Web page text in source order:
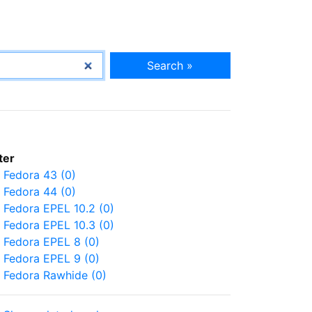
Search »
Fedora 43 (0)
Fedora 44 (0)
Fedora EPEL 10.2 (0)
Fedora EPEL 10.3 (0)
Fedora EPEL 8 (0)
Fedora EPEL 9 (0)
Fedora Rawhide (0)